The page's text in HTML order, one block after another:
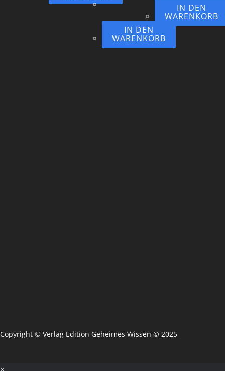
IN DEN
WARENKORB
IN DEN
WARENKORB
Copyright © Verlag Edition Geheimes Wissen © 2025